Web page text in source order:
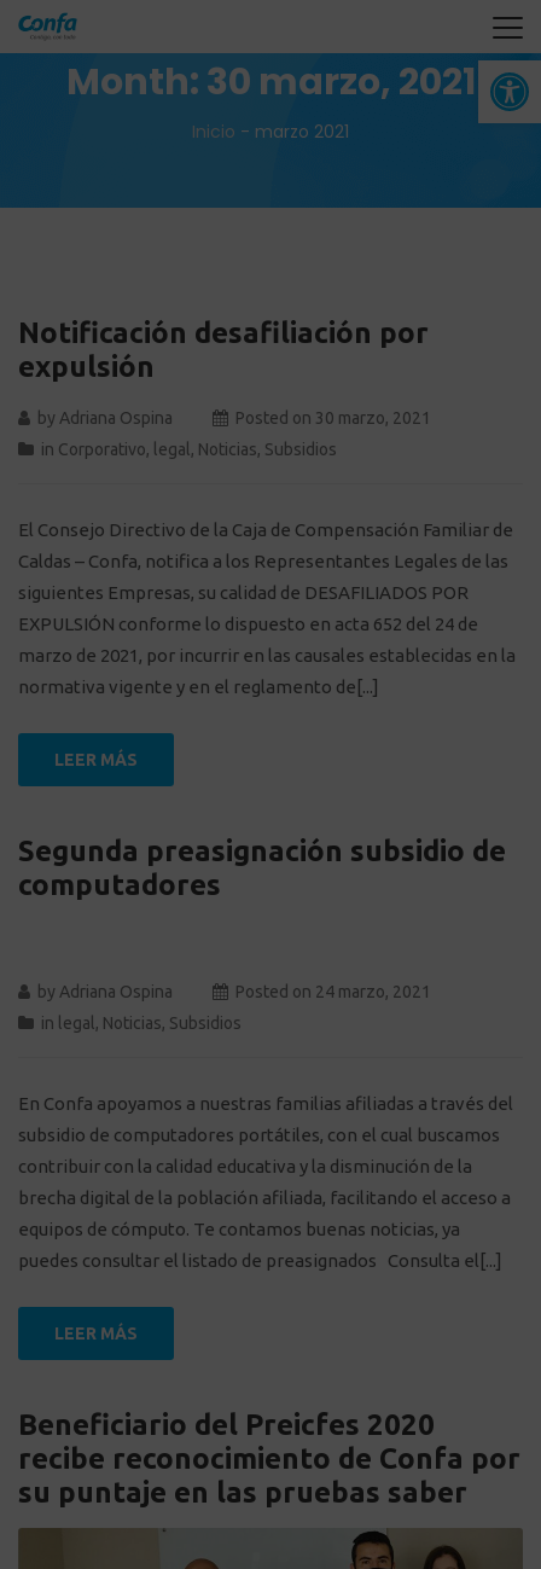
Abrir
Month:30 marzo, 2021
Inicio - marzo 2021
Notificación desafiliación por
expulsión
by Adriana Ospina Posted on 30 marzo, 2021
in Corporativo, legal , Noticias, Subsidios
El Consejo Directivo de la Caja de Compensación Familiar de
Caldas – Confa, notifica a los Representantes Legales de las
siguientes Empresas, su calidad de DESAFILIADOS POR
EXPULSIÓN conforme lo dispuesto en acta 652 del 24 de
marzo de 2021, por incurrir en las causales establecidas en la
normativa vigente y en el reglamento de[...]
LEER MÁS
Segunda preasignación subsidio de
computadores
by Adriana Ospina Posted on 24 marzo, 2021
in legal , Noticias, Subsidios
En Confa apoyamos a nuestras familias afiliadas a través del
subsidio de computadores portátiles, con el cual buscamos
contribuir con la calidad educativa y la disminución de la
brecha digital de la población afiliada, facilitando el acceso a
equipos de cómputo. Te contamos buenas noticias, ya
puedes consultar el listado de preasignados Consulta el[...]
LEER MÁS
Beneficiario del Preicfes 2020
recibe reconocimiento de Confa por
su puntaje en las pruebas saber